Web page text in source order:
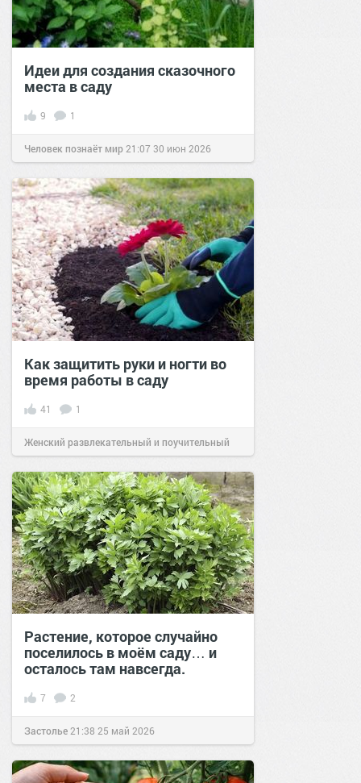
Идеи для создания сказочного
места в саду
9 1
Человек познаёт мир 21:07 30 июн 2026
Как защитить руки и ногти во
время работы в саду
41 1
Женский развлекательный и поучительный
сайт.14:2428 июн 2020
Растение, которое случайно
поселилось в моём саду… и
осталось там навсегда.
7 2
Застолье 21:38 25 май 2026